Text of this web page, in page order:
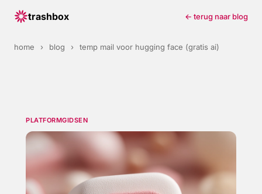
trashbox ← terug naar blog
home › blog › temp mail voor hugging face (gratis ai)
PLATFORMGIDSEN